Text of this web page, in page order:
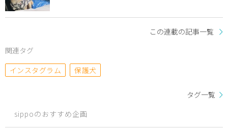
この連載の記事一覧
関連タグ
インスタグラム
保護犬
タグ一覧
sippoのおすすめ企画